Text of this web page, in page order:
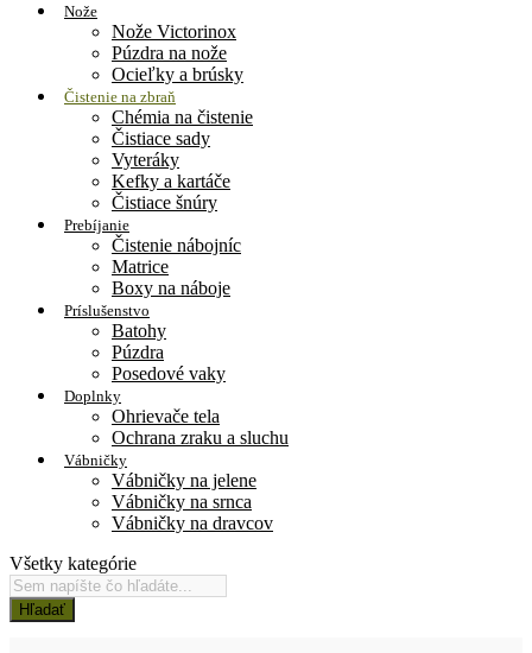
Nože
Nože Victorinox
Púzdra na nože
Ocieľky a brúsky
Čistenie na zbraň
Chémia na čistenie
Čistiace sady
Vyteráky
Kefky a kartáče
Čistiace šnúry
Prebíjanie
Čistenie nábojníc
Matrice
Boxy na náboje
Príslušenstvo
Batohy
Púzdra
Posedové vaky
Doplnky
Ohrievače tela
Ochrana zraku a sluchu
Vábničky
Vábničky na jelene
Vábničky na srnca
Vábničky na dravcov
Všetky kategórie
Hľadať